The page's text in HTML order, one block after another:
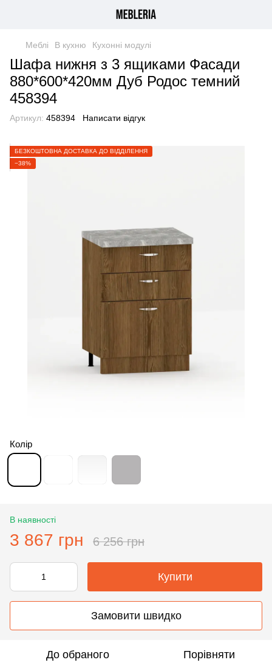
Меблі В кухню Кухонні модулі
Шафа нижня з 3 ящиками Фасади
880*600*420мм Дуб Родос темний
458394
Артикул: 458394 Написати відгук
БЕЗКОШТОВНА ДОСТАВКА ДО ВІДДІЛЕННЯ
−38%
Колір
В наявності
3 867 грн 6 256 грн
Купити
Замовити швидко
До обраного Порівняти